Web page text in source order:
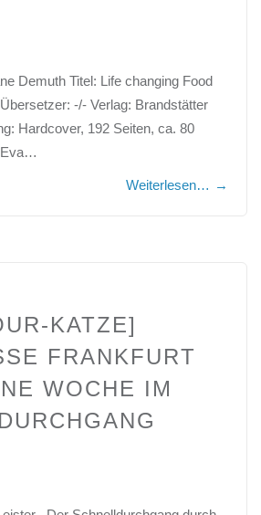
Demuth Titel: Life changing Food
-/- Verlag: Brandstätter
Hardcover, 192 Seiten, ca. 80
Eva…
Weiterlesen… →
KATZE]
FRANKFURT
WOCHE IM